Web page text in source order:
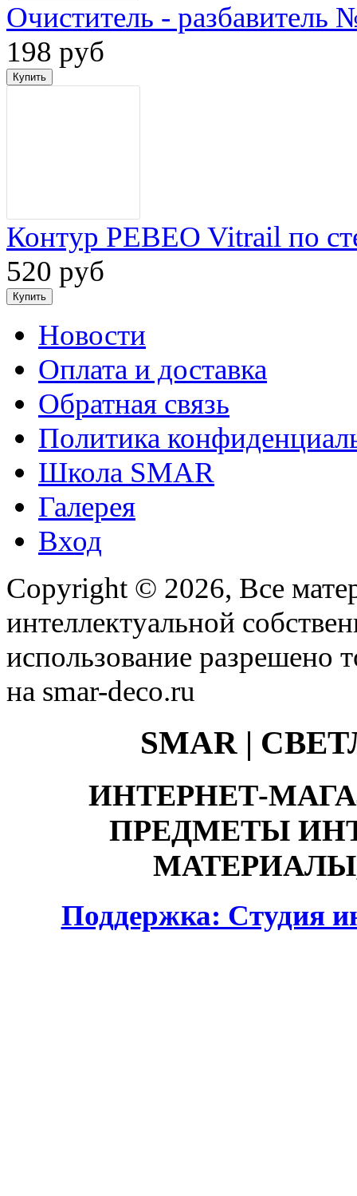
Очиститель - разбавитель
198 руб
Контур PEBEO Vitrail по
520 руб
Новости
Оплата и доставка
Обратная связь
Политика
Школа SMAR
Галерея
Вход
Copyright © 2026, Все
интеллектуальной
использование разрешено
на smar-deco.ru
SMAR |
ИНТЕРНЕТ-
ПРЕДМЕТЫ
Поддержка: Студия